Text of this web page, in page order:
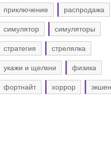
приключение распродажа
симулятор симуляторы
стратегия стрелялка
укажи и щелкни физика
фортнайт хоррор экшен